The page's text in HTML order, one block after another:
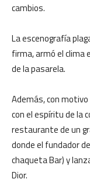
cambios.
La escenografía
firma, armó el clima
de la pasarela.
Además, con
con el espíritu de la
restaurante de un
donde el fundador
chaqueta Bar) y
Dior.